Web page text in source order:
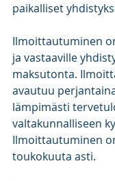
paikalliset
Ilmoittautuminen
ja vastaaville
maksutonta.
avautuu
lämpimästi
valtakunnalliseen
Ilmoittautuminen
toukokuuta asti.